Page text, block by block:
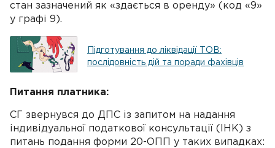
стан зазначений як «здається в оренду» (код «9»
у графі 9).
Підготування до ліквідації ТОВ:
послідовність дій та поради фахівців
Питання платника:
СГ звернувся до ДПС із запитом на надання
індивідуальної податкової консультації (ІНК) з
питань подання форми 20-ОПП у таких випадках: